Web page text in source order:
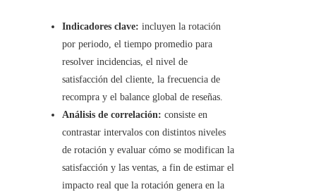
Indicadores clave: incluyen la rotación
por periodo, el tiempo promedio para
resolver incidencias, el nivel de
satisfacción del cliente, la frecuencia de
recompra y el balance global de reseñas.
Análisis de correlación: consiste en
contrastar intervalos con distintos niveles
de rotación y evaluar cómo se modifican la
satisfacción y las ventas, a fin de estimar el
impacto real que la rotación genera en la